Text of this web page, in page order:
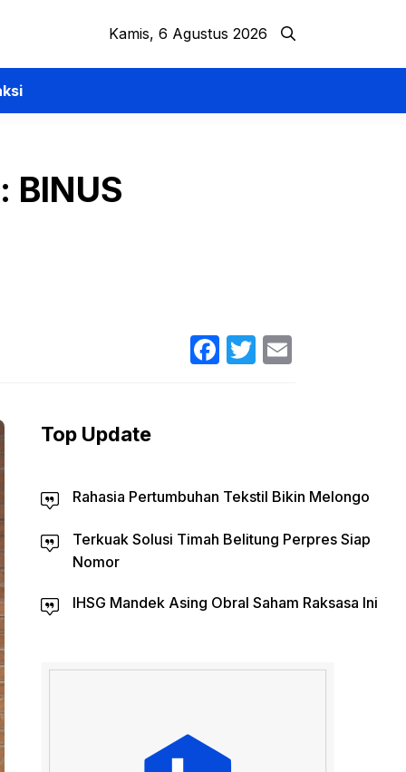
Kamis, 6 Agustus 2026
BINUS
Facebook
Twitter
Top Update
Rahasia Pertumbuhan Tekstil Bikin Melongo
Terkuak Solusi Timah Belitung Perpres Siap
Nomor
IHSG Mandek Asing Obral Saham Raksasa Ini